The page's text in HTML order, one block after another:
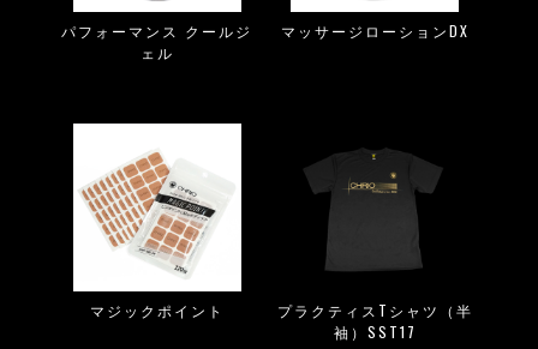
パフォーマンス クールジ
ェル
マッサージローションDX
マジックポイント
プラクティスTシャツ（半
袖）SST17